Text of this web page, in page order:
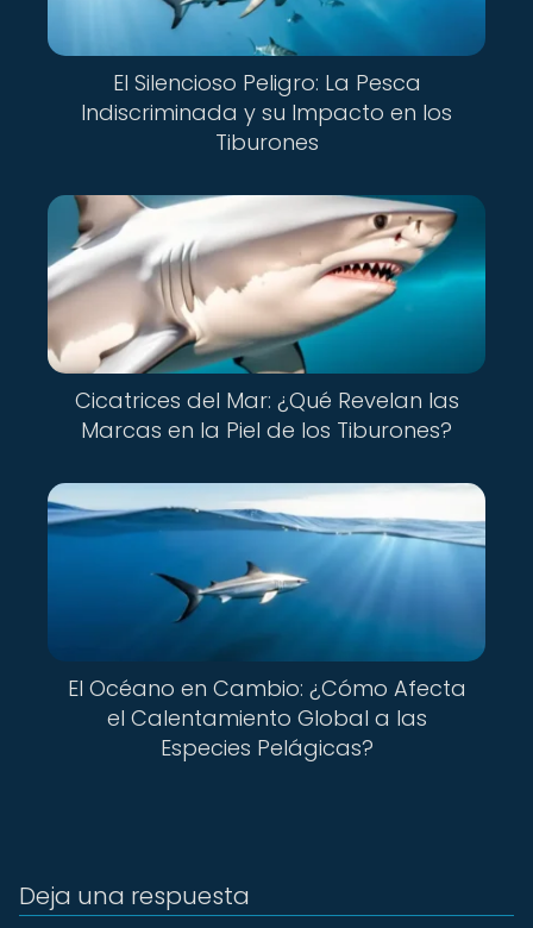
El Silencioso Peligro: La Pesca
Indiscriminada y su Impacto en los
Tiburones
Cicatrices del Mar: ¿Qué Revelan las
Marcas en la Piel de los Tiburones?
El Océano en Cambio: ¿Cómo Afecta
el Calentamiento Global a las
Especies Pelágicas?
Deja una respuesta